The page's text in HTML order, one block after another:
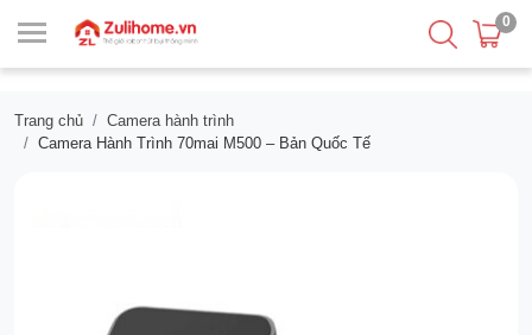
0
Trang chủ
Camera hành trình
Camera Hành Trình 70mai M500 – Bản Quốc Tế